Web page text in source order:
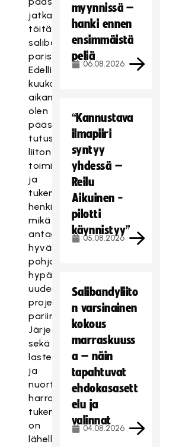
jatkamaan
töitä
salibandyn
parissa!
Edellisten
kuukausien
aikana
olen
päässyt
tutustumaan
liiton
toimintaan
ja
tukemaan
henkilöstöä,
mikä
antaa
hyvän
pohjan
hypätä
uuden
projektin
pariin.
Järjestötyö
sekä
lasten
ja
nuorten
harrastustoiminnan
tukeminen
on
lähellä
myynnissä –
hanki ennen
ensimmäistä
peliä
06.08.2026
“Kannustava
ilmapiiri
syntyy
yhdessä –
Reilu
Aikuinen -
pilotti
käynnistyy”
05.08.2026
Salibandyliito
n varsinainen
kokous
marraskuuss
a – näin
tapahtuvat
ehdokasasett
elu ja
valinnat
04.08.2026